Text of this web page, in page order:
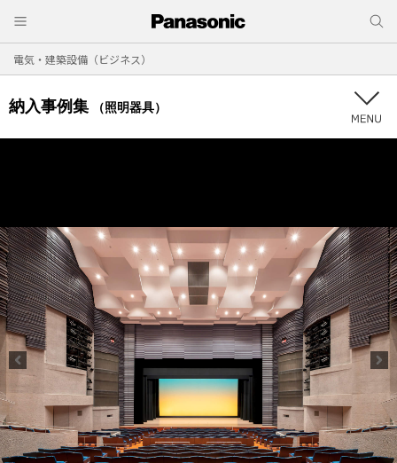
電気・建築設備（ビジネス）
納入事例集 （照明器具）